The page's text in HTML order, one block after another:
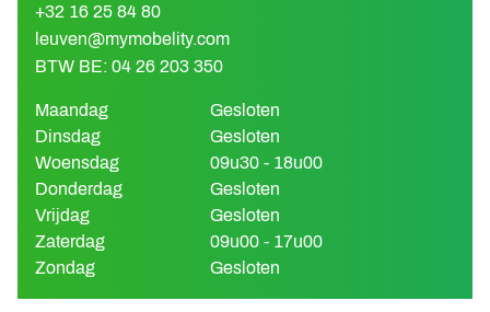
+32 16 25 84 80
leuven@mymobelity.com
BTW BE: 04 26 203 350
Maandag
Gesloten
Dinsdag
Gesloten
Woensdag
09u30 - 18u00
Donderdag
Gesloten
Vrijdag
Gesloten
Zaterdag
09u00 - 17u00
Zondag
Gesloten